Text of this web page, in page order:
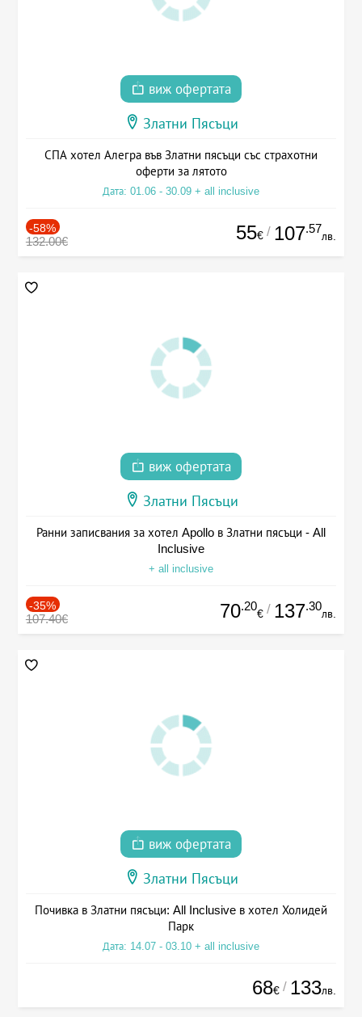
виж офертата
Златни Пясъци
СПА хотел Алегра във Златни пясъци със страхотни
оферти за лятото
Дата: 01.06 - 30.09 + all inclusive
-58%
132.00€ 55€ / 107.57
лв.
виж офертата
Златни Пясъци
Ранни записвания за хотел Apollo в Златни пясъци - All
Inclusive
+ all inclusive
-35%
107.40€ 70.20
€ / 137.30
лв.
виж офертата
Златни Пясъци
Почивка в Златни пясъци: All Inclusive в хотел Холидей
Парк
Дата: 14.07 - 03.10 + all inclusive
68€ / 133лв.